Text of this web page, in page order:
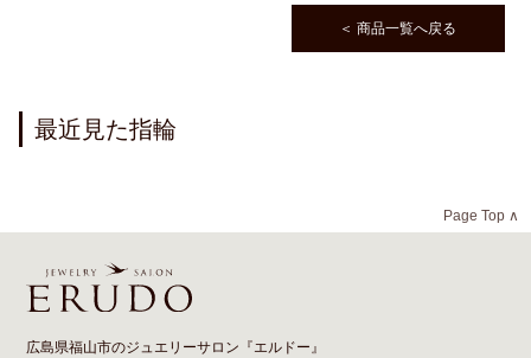
＜ 商品一覧へ戻る
最近見た指輪
Page Top ∧
広島県福山市のジュエリーサロン『エルドー』